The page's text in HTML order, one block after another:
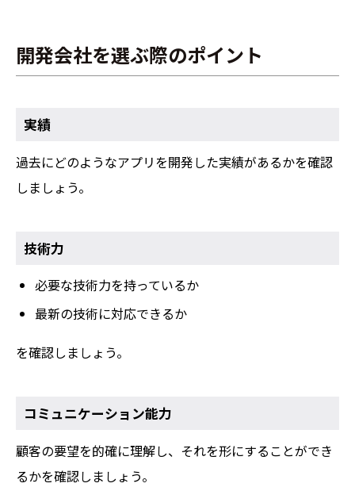
開発会社を選ぶ際のポイント
実績
過去にどのようなアプリを開発した実績があるかを確認
しましょう。
技術力
必要な技術力を持っているか
最新の技術に対応できるか
を確認しましょう。
コミュニケーション能力
顧客の要望を的確に理解し、それを形にすることができ
るかを確認しましょう。